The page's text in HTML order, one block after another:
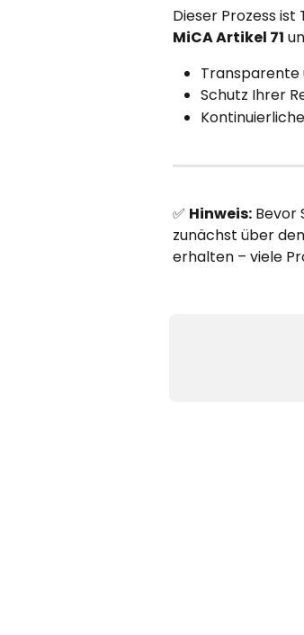
Dieser Prozess
MiCA Artikel 71
Transparente
Schutz Ihrer
✅ Hinweis: Bevor
zunächst über
erhalten – viele